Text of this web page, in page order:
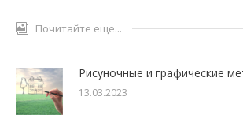
Почитайте еще...
Рисуночные и графические
13.03.2023